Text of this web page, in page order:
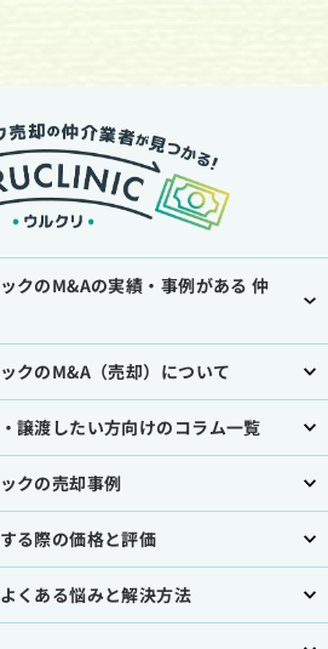
クのM&Aの実績・事例がある 仲
クのM&A（売却）について
譲渡したい方向けのコラム一覧
クの売却事例
る際の価格と評価
くある悩みと解決方法